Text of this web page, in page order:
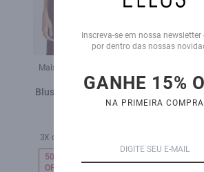
Mais cores:
Blusa Gaze Flame Snake
Engine Loose Preto
3X de R$ 123,00 sem juros
Calça
4X de
50%
OFF
NEW-IN
Inscreva-se em nossa newsletter
por dentro das nossas
GANHE 15%
NA PRIMEIRA COMPRA